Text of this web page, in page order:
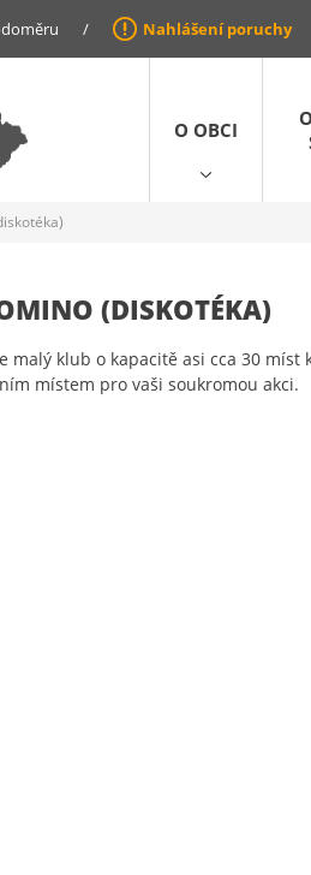
/ Nahlášení poruchy
O OBCI
(DISKOTÉKA)
malý klub o kapacitě asi cca 30
místem pro vaši soukromou akci.